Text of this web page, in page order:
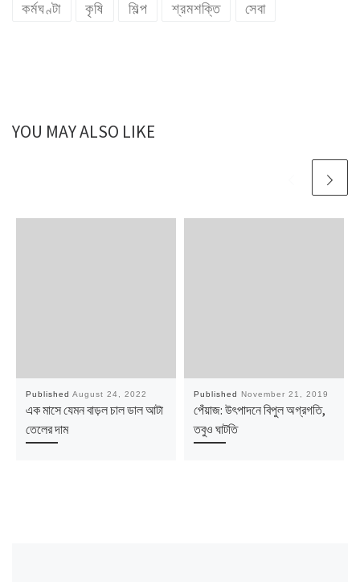
কর্মঘণ্টা কৃষি শিল্প শ্রমশক্তি সেবা
YOU MAY ALSO LIKE
Published August 24, 2022
এক মাসে যেমন বাড়ল চাল ডাল আটা
তেলের দাম
Published November 21, 2019
পেঁয়াজ: উৎপাদনে বিপুল অগ্রগতি,
তবুও ঘাটতি